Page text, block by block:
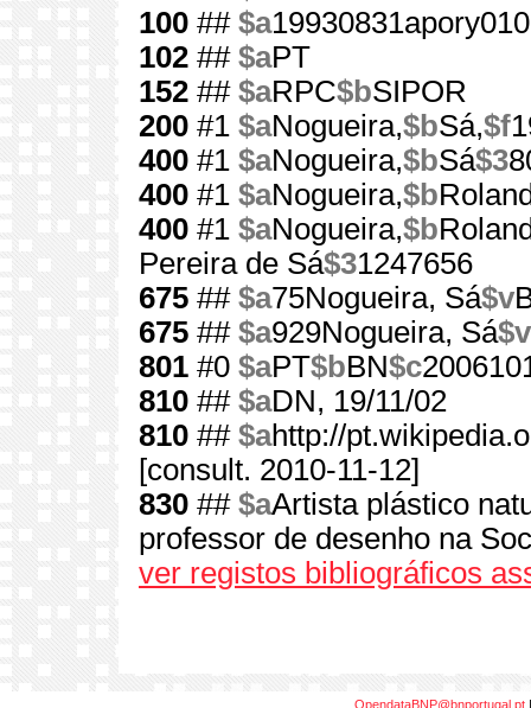
100 ## $a
102 ## $aPT
152 ## $aRPC$bSIPOR
200 #1 $aNogueira,$bSá,$f
400 #1 $aNogueira,$bSá$3
400 #1 $aNogueira,$b
400 #1 $aNogueira,$b
Pereira de Sá$31247656
675 ## $a75Nogueira, Sá$v
675 ## $a929Nogueira, Sá$v
801 #0 $aPT$bBN$c
810 ## $aDN, 19/11/02
810 ## $ahttp://
[consult. 2010-11-12]
830 ## $aArtista plástico
professor de desenho na
ver registos bibliográficos
OpendataBNP@bnportugal.pt